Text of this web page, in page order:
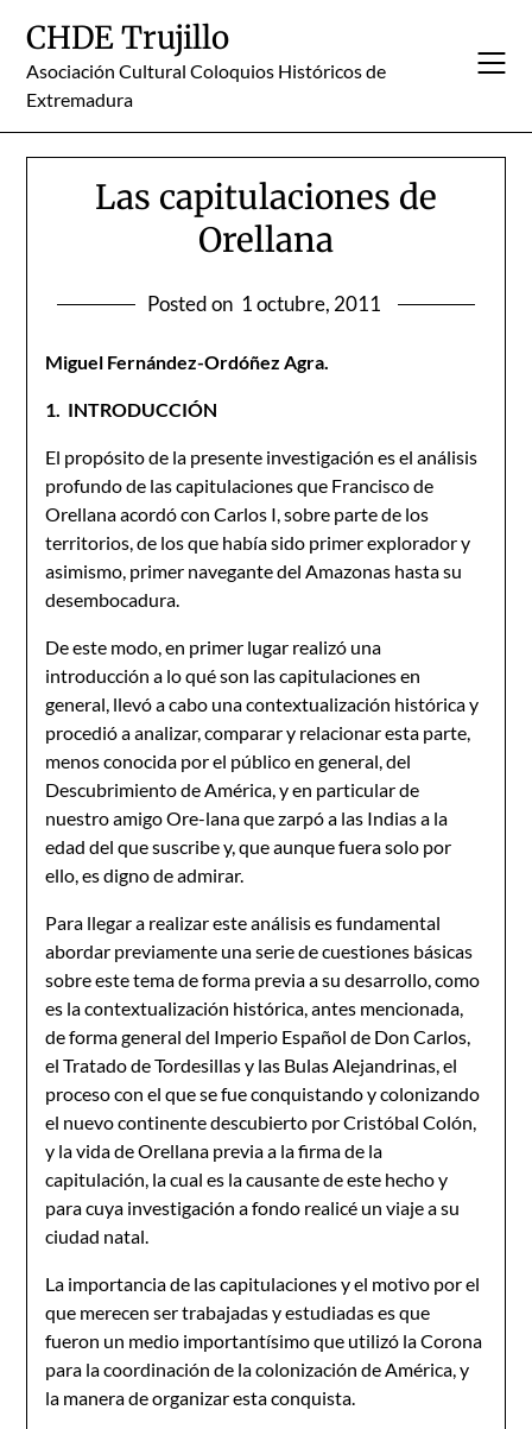
content
CHDE Trujillo
Asociación Cultural Coloquios Históricos de
Extremadura
Las capitulaciones de
Orellana
Posted on 1 octubre, 2011
Miguel Fernández-Ordóñez Agra.
1. INTRODUCCIÓN
El propósito de la presente investigación es el análisis
profundo de las capitulaciones que Francisco de
Orellana acordó con Carlos I, sobre parte de los
territorios, de los que había sido primer explorador y
asimismo, primer navegante del Amazonas hasta su
desembocadura.
De este modo, en primer lugar realizó una
introducción a lo qué son las capitulaciones en
general, llevó a cabo una contextualización histórica y
procedió a analizar, comparar y relacionar esta parte,
menos conocida por el público en general, del
Descubrimiento de América, y en particular de
nuestro amigo Ore-lana que zarpó a las Indias a la
edad del que suscribe y, que aunque fuera solo por
ello, es digno de admirar.
Para llegar a realizar este análisis es fundamental
abordar previamente una serie de cuestiones básicas
sobre este tema de forma previa a su desarrollo, como
es la contextualización histórica, antes mencionada,
de forma general del Imperio Español de Don Carlos,
el Tratado de Tordesillas y las Bulas Alejandrinas, el
proceso con el que se fue conquistando y colonizando
el nuevo continente descubierto por Cristóbal Colón,
y la vida de Orellana previa a la firma de la
capitulación, la cual es la causante de este hecho y
para cuya investigación a fondo realicé un viaje a su
ciudad natal.
La importancia de las capitulaciones y el motivo por el
que merecen ser trabajadas y estudiadas es que
fueron un medio importantísimo que utilizó la Corona
para la coordinación de la colonización de América, y
la manera de organizar esta conquista.